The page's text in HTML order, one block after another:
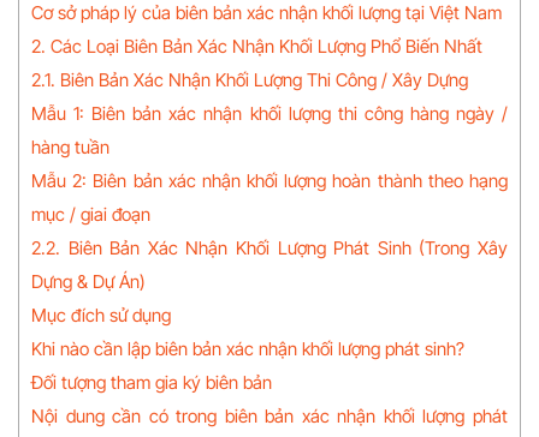
Cơ sở pháp lý của biên bản xác nhận khối lượng tại Việt Nam
2. Các Loại Biên Bản Xác Nhận Khối Lượng Phổ Biến Nhất
2.1. Biên Bản Xác Nhận Khối Lượng Thi Công / Xây Dựng
Mẫu 1: Biên bản xác nhận khối lượng thi công hàng ngày /
hàng tuần
Mẫu 2: Biên bản xác nhận khối lượng hoàn thành theo hạng
mục / giai đoạn
2.2. Biên Bản Xác Nhận Khối Lượng Phát Sinh (Trong Xây
Dựng & Dự Án)
Mục đích sử dụng
Khi nào cần lập biên bản xác nhận khối lượng phát sinh?
Đối tượng tham gia ký biên bản
Nội dung cần có trong biên bản xác nhận khối lượng phát